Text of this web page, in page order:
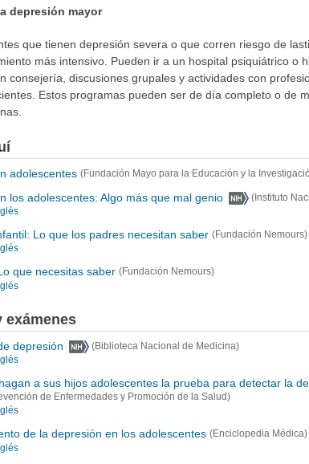
depresión mayor
que tienen depresión severa o que corren riesgo de
más intensivo. Pueden ir a un hospital psiquiátrico o
consejería, discusiones grupales y actividades con
Estos programas pueden ser de día completo o de
adolescentes (Fundación Mayo para la Educación y la
los adolescentes: Algo más que mal genio
(Instituto
Lo que los padres necesitan saber (Fundación Nemours)
que necesitas saber (Fundación Nemours)
exámenes
depresión
(Biblioteca Nacional de Medicina)
a sus hijos adolescentes la prueba para detectar la
de Enfermedades y Promoción de la Salud)
de la depresión en los adolescentes (Enciclopedia Médica)